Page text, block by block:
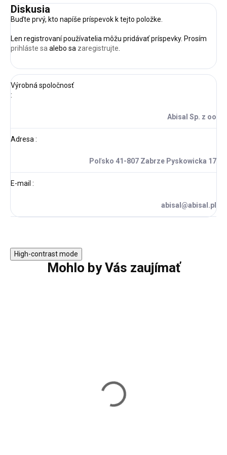
Diskusia
Buďte prvý, kto napíše príspevok k tejto položke.
Len registrovaní používatelia môžu pridávať príspevky. Prosím
prihláste saalebo sa zaregistrujte.
Výrobná spoločnosť
:
Abisal Sp. z oo
Adresa:
Poľsko 41-807 Zabrze Pyskowicka 17
E-mail :
abisal@abisal.pl
High-contrast mode
Mohlo by Vás zaujímať